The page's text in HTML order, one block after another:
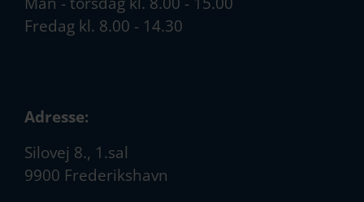
Fredag kl. 8.00 - 14.30
Adresse:
Silovej 8., 1.sal
9900 Frederikshavn